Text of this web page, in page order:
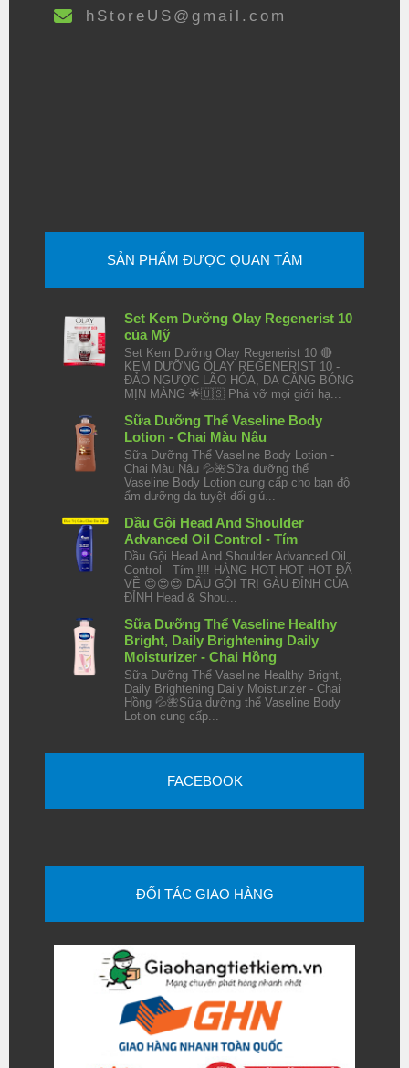
hStoreUS@gmail.com
SẢN PHẨM ĐƯỢC QUAN TÂM
Set Kem Dưỡng Olay Regenerist 10
của Mỹ
Set Kem Dưỡng Olay Regenerist 10 🔴
KEM DƯỠNG OLAY REGENERIST 10 -
ĐẢO NGƯỢC LÃO HÓA, DA CĂNG BÓNG
MỊN MÀNG 🌟🇺🇸 Phá vỡ mọi giới hạ...
Sữa Dưỡng Thể Vaseline Body
Lotion - Chai Màu Nâu
Sữa Dưỡng Thể Vaseline Body Lotion -
Chai Màu Nâu 💦🌺Sữa dưỡng thể
Vaseline Body Lotion cung cấp cho bạn độ
ẩm dưỡng da tuyệt đối giú...
Dầu Gội Head And Shoulder
Advanced Oil Control - Tím
Dầu Gội Head And Shoulder Advanced Oil
Control - Tím ‼️‼️ HÀNG HOT HOT HOT ĐÃ
VỀ 😍😍😍 DẦU GỘI TRỊ GÀU ĐỈNH CỦA
ĐỈNH Head & Shou...
Sữa Dưỡng Thể Vaseline Healthy
Bright, Daily Brightening Daily
Moisturizer - Chai Hồng
Sữa Dưỡng Thể Vaseline Healthy Bright,
Daily Brightening Daily Moisturizer - Chai
Hồng 💦🌺Sữa dưỡng thể Vaseline Body
Lotion cung cấp...
FACEBOOK
ĐỐI TÁC GIAO HÀNG